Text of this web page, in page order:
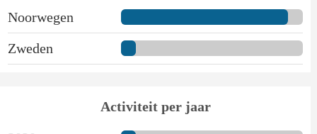
Noorwegen
Zweden
Activiteit per jaar